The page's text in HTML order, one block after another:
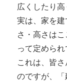
広くしたり高
実は、家を
さ・高さは
って定められ
これは、皆
のですが、